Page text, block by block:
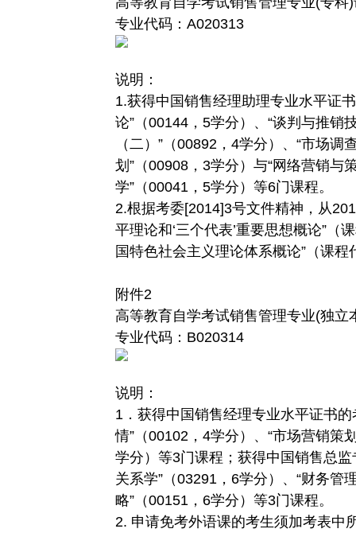
专业代码：A020313
说明：
1.获得中国销售经理助理专业水平证
论”（00144，5学分）、“谈判与推销
（二）”（00892，4学分）、“市场
划”（00908，3学分）与“网络营销与
学”（00041，5学分）等6门课程。
2.根据考委[2014]3号文件精神，从
平理论和‘三个代表’重要思想概论”（
国特色社会主义理论体系概论”（课
附件2
高等教育自学考试销售管理专业(独立
专业代码：B020314
说明：
1．获得中国销售经理专业水平证书
情”（00102，4学分）、“市场营销策
学分）等3门课程；获得中国销售总
关系学”（03291，6学分）、“财务管
略”（00151，6学分）等3门课程。
2. 申请免考外语课的考生须加考表中